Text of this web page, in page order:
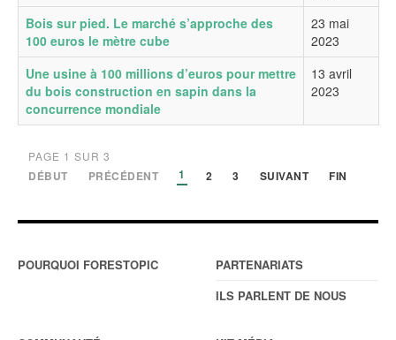
Bois sur pied. Le marché s’approche des
100 euros le mètre cube
23 mai
2023
Une usine à 100 millions d’euros pour mettre
du bois construction en sapin dans la
concurrence mondiale
13 avril
2023
PAGE 1 SUR 3
DÉBUT PRÉCÉDENT 1 2 3 SUIVANT FIN
POURQUOI FORESTOPIC
PARTENARIATS
ILS PARLENT DE NOUS